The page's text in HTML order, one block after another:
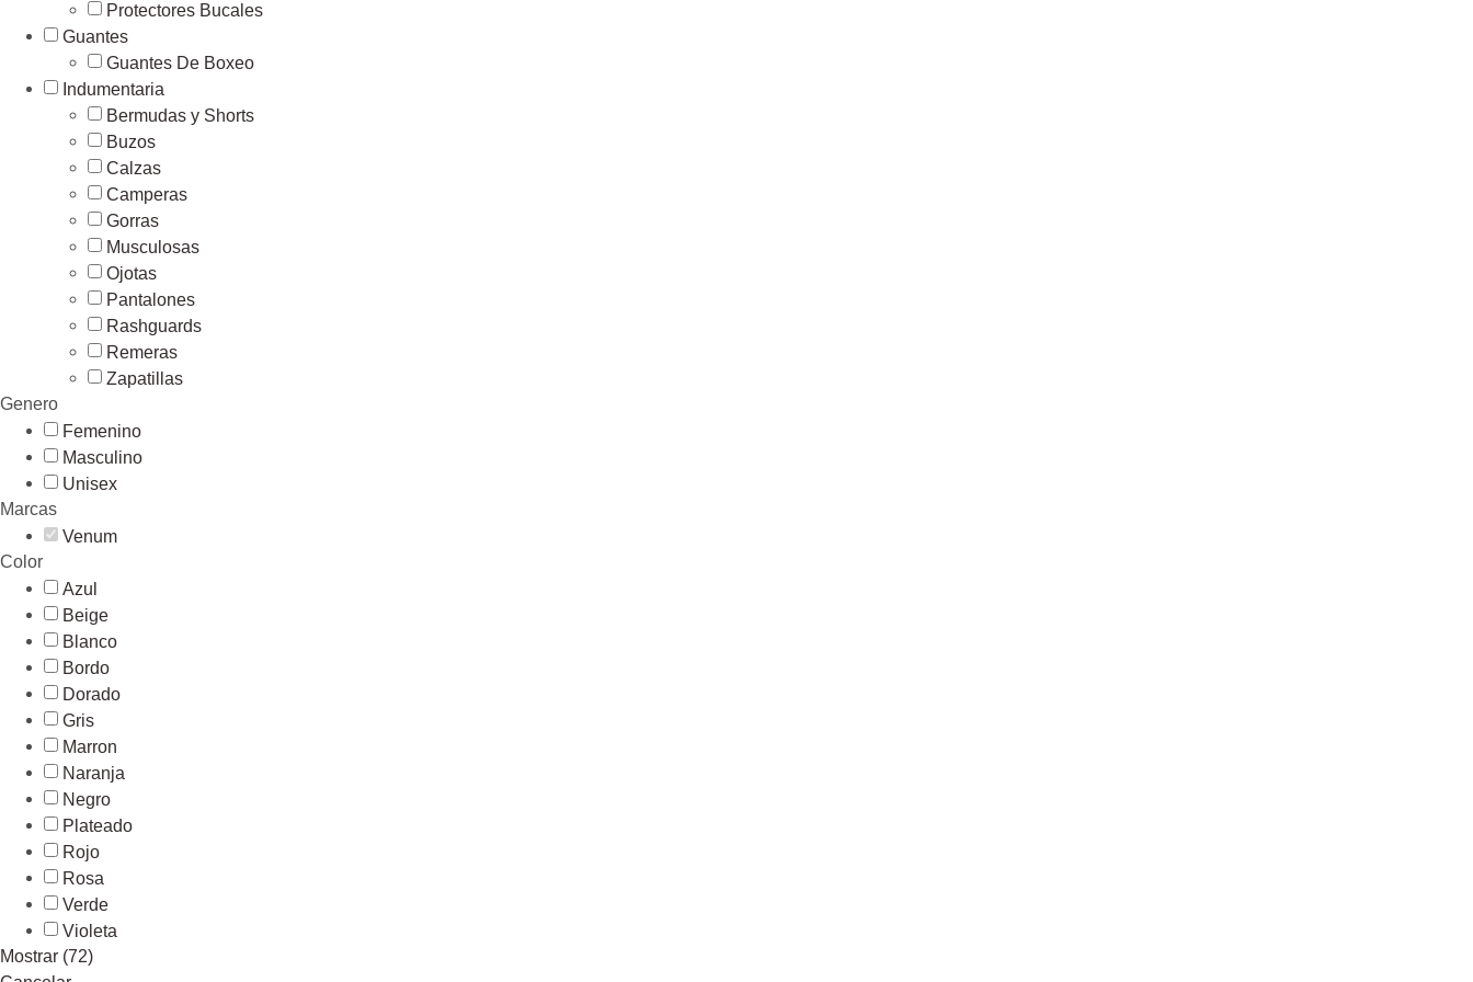
Protectores Bucales
Guantes
Guantes De Boxeo
Indumentaria
Bermudas y Shorts
Buzos
Calzas
Camperas
Gorras
Musculosas
Ojotas
Pantalones
Rashguards
Remeras
Zapatillas
Genero
Femenino
Masculino
Unisex
Marcas
Venum
Color
Azul
Beige
Blanco
Bordo
Dorado
Gris
Marron
Naranja
Negro
Plateado
Rojo
Rosa
Verde
Violeta
Mostrar (72)